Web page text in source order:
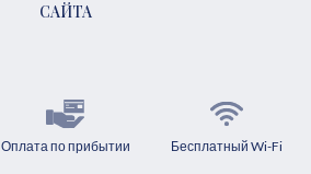
САЙТА
Оплата по прибытии Бесплатный Wi-Fi